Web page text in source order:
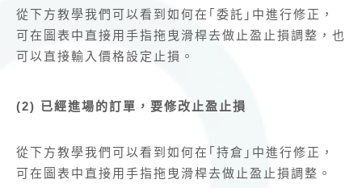
從下方教學我們可以看到如何在｢委託｣中進行修正，
可在圖表中直接用手指拖曳滑桿去做止盈止損調整，也
可以直接輸入價格設定止損。
(2) 已經進場的訂單，要修改止盈止損
從下方教學我們可以看到如何在｢持倉｣中進行修正，
可在圖表中直接用手指拖曳滑桿去做止盈止損調整。